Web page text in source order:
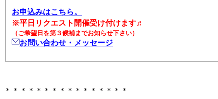
お申込みはこちら。
※平日リクエスト開催受け付けます♬
（ご希望日を第３候補までお知らせ下さい）
お問い合わせ・メッセージ
＊＊＊＊＊＊＊＊＊＊＊＊＊＊＊＊